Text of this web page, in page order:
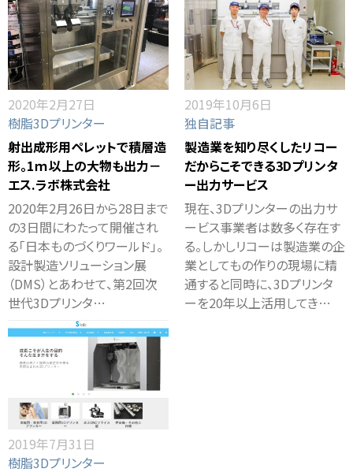
2020年2月27日
樹脂3Dプリンター
射出成形用ペレットで積層造
形。1ｍ以上の大物も出力－
エス.ラボ株式会社
2020年2月26日から28日まで
の3日間にわたって開催され
る「日本ものづくりワールド」。
設計製造ソリューション展
（DMS）とあわせて、第2回次
世代3Dプリンタ…
2019年10月6日
独自記事
製造業を知り尽くしたリコー
だからこそできる3Dプリンタ
ー出力サービス
現在、3Dプリンターの出力サ
ービス事業者は数多く存在す
る。しかしリコーは製造業の企
業としてもの作りの現場に精
通すると同時に、3Dプリンタ
ーを20年以上活用してき…
2019年7月31日
樹脂3Dプリンター